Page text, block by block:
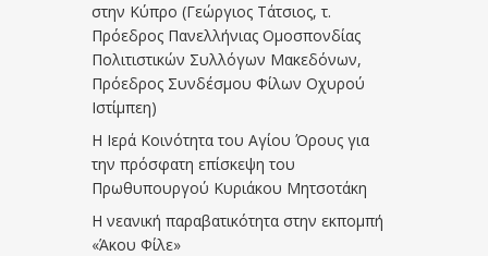
στην Κύπρο (Γεώργιος Τάτσιος, τ.
Πρόεδρος Πανελλήνιας Ομοσπονδίας
Πολιτιστικών Συλλόγων Μακεδόνων,
Πρόεδρος Συνδέσμου Φίλων Οχυρού
Ιστίμπεη)
Η Ιερά Κοινότητα του Αγίου Όρους για
την πρόσφατη επίσκεψη του
Πρωθυπουργού Κυριάκου Μητσοτάκη
Η νεανική παραβατικότητα στην εκπομπή
«Άκου Φίλε»